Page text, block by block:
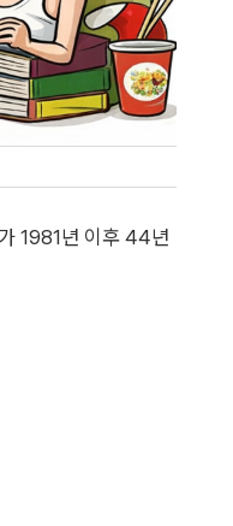
1981년 이후 44년